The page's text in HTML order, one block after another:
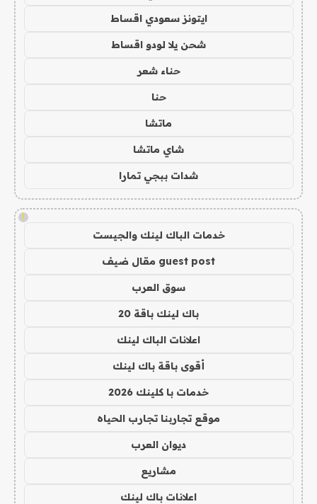
ايتونز سعودي اقساط
شحن يلا لودو اقساط
حناء شعر
حنا
ماتشا
شاي ماتشا
شدات ببجي تمارا
!
خدمات الباك لينك والجيست
guest post مقال ضيف
سوق العرب
باك لينك باقة 20
اعلانات الباك لينك
أقوى باقة باك لينك
خدمات با كلينك 2026
موقع تجاربنا تجارب الحياه
ديوان العرب
مشاريع
اعلانات باك لينك